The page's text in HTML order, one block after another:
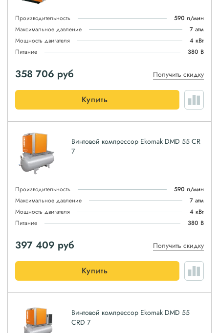
Производительность
590 л/мин
Максимальное давление
7 атм
Мощность двигателя
4 кВт
Питание
380 В
358 706 руб Получить скидку
Купить
Винтовой компрессор Ekomak DMD 55 CR
7
Производительность
590 л/мин
Максимальное давление
7 атм
Мощность двигателя
4 кВт
Питание
380 В
397 409 руб Получить скидку
Купить
Винтовой компрессор Ekomak DMD 55
CRD 7